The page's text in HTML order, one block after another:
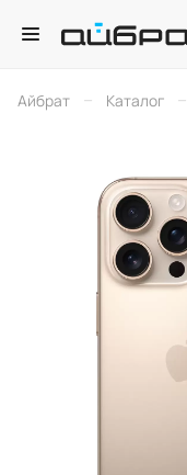
Айбрат – Каталог –